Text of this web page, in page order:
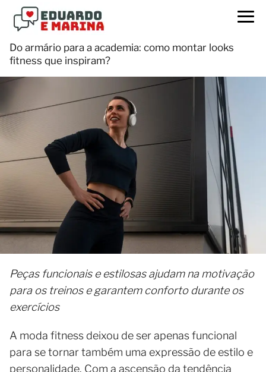
Do armário para a academia: como montar looks
fitness que inspiram?
Peças funcionais e estilosas ajudam na motivação
para os treinos e garantem conforto durante os
exercícios
A moda fitness deixou de ser apenas funcional
para se tornar também uma expressão de estilo e
personalidade. Com a ascensão da tendência